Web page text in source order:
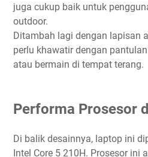
juga cukup baik untuk
outdoor.
Ditambah lagi dengan lapisan
perlu khawatir dengan
atau bermain di tempat terang.
Performa Prosesor
Di balik desainnya, laptop ini
Intel Core 5 210H. Prosesor ini